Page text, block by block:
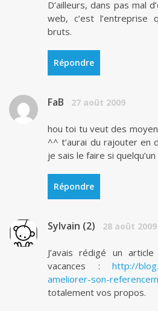
D’ailleurs, dans pas mal
web, c’est l’entreprise
bruts.
Répondre
FaB 27 août 2009
hou toi tu veut des
^^ t’aurai du rajouter en
je sais le faire si
Répondre
Sylvain (2) 28 août 2009
J’avais rédigé un
vacances : http://
ameliorer-son-
totalement vos propos.